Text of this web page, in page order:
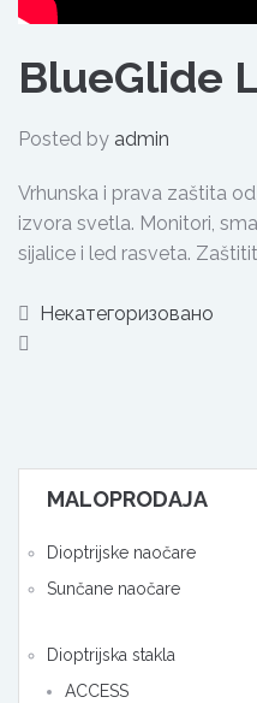
BlueGlide
Posted by admin
Vrhunska i prava zaštita
izvora svetla. Monitori,
sijalice i led rasveta.
Некатегоризовано
MALOPRODAJA
Dioptrijske naočare
Sunčane naočare
Dioptrijska stakla
ACCESS